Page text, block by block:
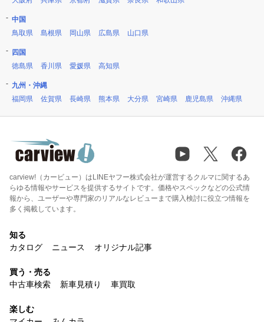
中国
鳥取県
島根県 岡山県 広島県 山口県
四国
徳島県
香川県 愛媛県 高知県
九州・沖縄
福岡県
佐賀県 長崎県 熊本県 大分県 宮崎県 鹿児島県 沖縄県
carview!（カービュー）はLINEヤフー株式会社が運営するクルマに関するあ
らゆる情報やサービスを提供するサイトです。価格やスペックなどの公式情
報から、ユーザーや専門家のリアルなレビューまで購入検討に役立つ情報を
多く掲載しています。
知る
カタログ
ニュース オリジナル記事
買う・売る
中古車検索
新車見積り 車買取
楽しむ